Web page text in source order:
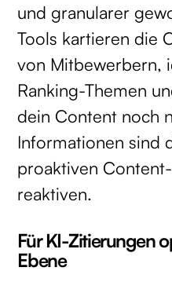
und granularer
Tools kartieren die
von Mitbewerbern,
Ranking-Themen
dein Content noch
Informationen sind
proaktiven
reaktiven.
Für KI-Zitierungen
Ebene